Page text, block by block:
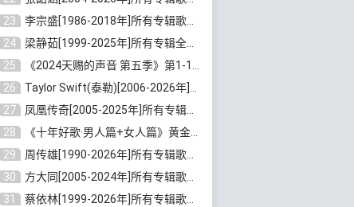
23
李宗盛[1986-2018年]所有专辑歌曲合集打包[无损FLAC/MP3/8.82GB]百度云网盘下载
24
梁静茹[1999-2025年]所有专辑全部歌曲打包[无损FLAC/MP3/10.71GB]百度云网盘下载
25
《2024天赐的声音 第五季》第1-12期歌曲[无损FLAC/MP3]百度云网盘下载
26
Taylor Swift(泰勒)[2006-2026年]所有歌曲合集打包[无损FLAC/MP3/23.78GB]百度云网盘下载
27
凤凰传奇[2005-2025年]所有专辑歌曲合集[无损WAV/FLAC+MP3/11.62GB]百度云网盘下载
28
《十年好歌·男人篇+女人篇》黄金国语珍藏6CD[无损WAV/MP3/4.09GB]百度云网盘下载
29
周传雄[1990-2026年]所有专辑歌曲全集[无损FLAC/MP3/10GB]百度云网盘下载
30
方大同[2005-2024年]所有专辑歌曲合集[高品质MP3+无损FLAC/7.59GB]百度云网盘下载
31
蔡依林[1999-2026年]所有专辑歌曲合集[无损FLAC/MP3/23.32GB]百度云网盘下载